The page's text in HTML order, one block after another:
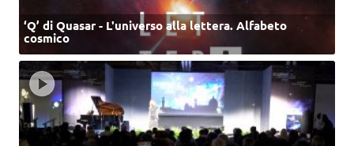
‘Q’ di Quasar - L'universo alla lettera. Alfabeto
cosmico